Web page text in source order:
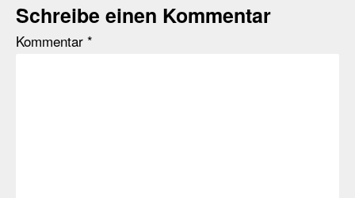
Schreibe einen Kommentar
Kommentar *